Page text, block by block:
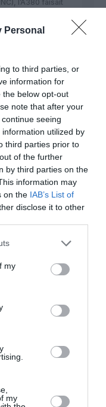
Personal
to third parties, or
information for
the below opt-out
note that after your
seeing
utilized by
third parties prior to
of the further
by third parties on the
information may
on the IAB’s List of
disclose it to other
my
my
l’A380 faisait
RÉPONDRE
mars 2023 - 15 h 06
min
avion long
de facon
long
cycles
SR utilise par
mars 2023 - 13 h 05 min
la jeunesse de ces
encore à la limite du
et démantèlement
une version cargo
présente à l’intérieur